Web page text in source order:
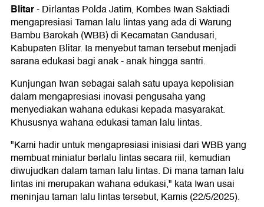
Blitar-Dirlantas Polda Jatim, Kombes Iwan Saktiadi
mengapresiasi Taman lalu lintas yang ada di Warung
Bambu Barokah (WBB) di Kecamatan Gandusari,
Kabupaten Blitar. Ia menyebut taman tersebut menjadi
sarana edukasi bagi anak - anak hingga santri.
Kunjungan Iwan sebagai salah satu upaya kepolisian
dalam mengapresiasi inovasi pengusaha yang
menyediakan wahana edukasi kepada masyarakat.
Khususnya wahana edukasi taman lalu lintas.
"Kami hadir untuk mengapresiasi inisiasi dari WBB yang
membuat miniatur berlalu lintas secara riil, kemudian
diwujudkan dalam taman lalu lintas. Di mana taman lalu
lintas ini merupakan wahana edukasi," kata Iwan usai
meninjau taman lalu lintas tersebut, Kamis (22/5/2025).